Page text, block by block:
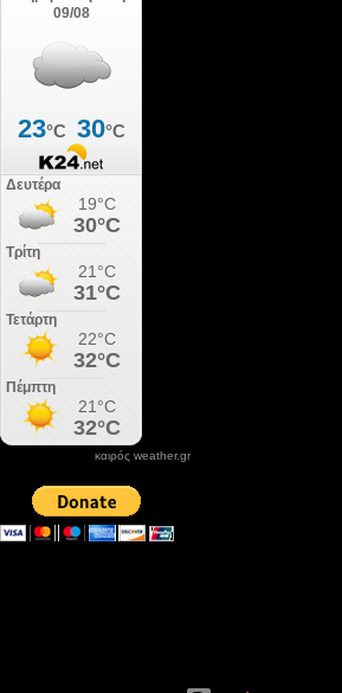
καιρός weather.gr